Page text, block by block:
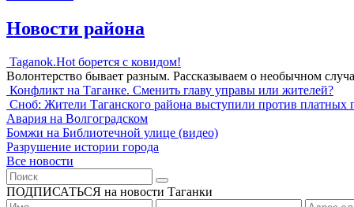
Новости района
Taganok.Hot борется с ковидом!
Волонтерство бывает разным. Рассказываем о необычном
Конфликт на Таганке. Сменить главу управы или жителей?
Сноб: Жители Таганского района выступили против платных
Авария на Волгоградском
Бомжи на Библиотечной улице (видео)
Разрушение истории города
Все новости
ПОДПИСАТЬСЯ на новости Таганки